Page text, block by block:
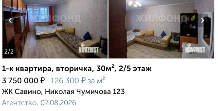
2/2
‹ ›
1-к квартира, вторичка, 30м², 2/5 этаж
3 750 000 ₽ 126 300 ₽ за м²
ЖК Савино, Николая Чумичова 123
Агентство, 07.08.2026